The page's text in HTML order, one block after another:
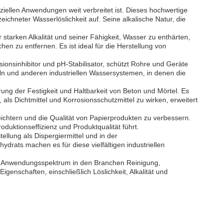
Anwendungen weit verbreitet ist. Dieses hochwertige
Wasserlöslichkeit auf. Seine alkalische Natur, die
Alkalität und seiner Fähigkeit, Wasser zu enthärten,
zu entfernen. Es ist ideal für die Herstellung von
und pH-Stabilisator, schützt Rohre und Geräte
und anderen industriellen Wassersystemen, in denen die
der Festigkeit und Haltbarkeit von Beton und Mörtel. Es
Dichtmittel und Korrosionsschutzmittel zu wirken, erweitert
und die Qualität von Papierprodukten zu verbessern.
und Produktqualität führt.
als Dispergiermittel und in der
machen es für diese vielfältigen industriellen
in den Branchen Reinigung,
einschließlich Löslichkeit, Alkalität und